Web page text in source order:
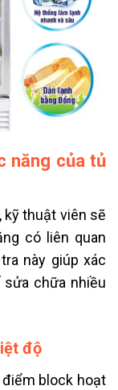
năng của tủ
kỹ thuật viên sẽ
có liên quan
này giúp xác
chữa nhiều
độ
block hoạt